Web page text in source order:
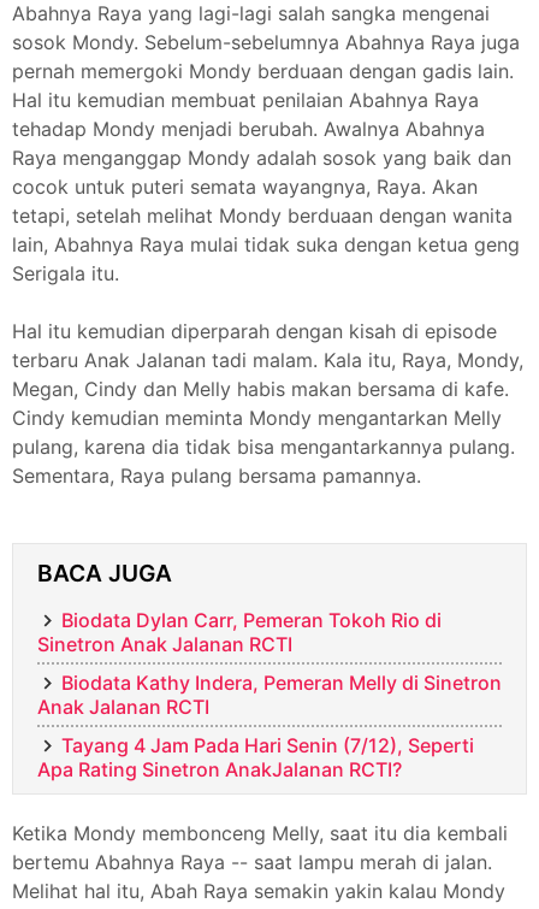
Abahnya Raya yang lagi-lagi salah sangka mengenai
sosok Mondy. Sebelum-sebelumnya Abahnya Raya juga
pernah memergoki Mondy berduaan dengan gadis lain.
Hal itu kemudian membuat penilaian Abahnya Raya
tehadap Mondy menjadi berubah. Awalnya Abahnya
Raya menganggap Mondy adalah sosok yang baik dan
cocok untuk puteri semata wayangnya, Raya. Akan
tetapi, setelah melihat Mondy berduaan dengan wanita
lain, Abahnya Raya mulai tidak suka dengan ketua geng
Serigala itu.
Hal itu kemudian diperparah dengan kisah di episode
terbaru Anak Jalanan tadi malam. Kala itu, Raya, Mondy,
Megan, Cindy dan Melly habis makan bersama di kafe.
Cindy kemudian meminta Mondy mengantarkan Melly
pulang, karena dia tidak bisa mengantarkannya pulang.
Sementara, Raya pulang bersama pamannya.
BACA JUGA
Biodata Dylan Carr, Pemeran Tokoh Rio di
Sinetron Anak Jalanan RCTI
Biodata Kathy Indera, Pemeran Melly di Sinetron
Anak Jalanan RCTI
Tayang 4 Jam Pada Hari Senin (7/12), Seperti
Apa Rating Sinetron AnakJalanan RCTI?
Ketika Mondy membonceng Melly, saat itu dia kembali
bertemu Abahnya Raya -- saat lampu merah di jalan.
Melihat hal itu, Abah Raya semakin yakin kalau Mondy